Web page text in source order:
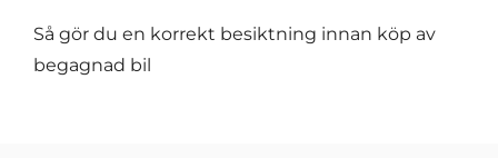
Så gör du en korrekt besiktning innan köp av
begagnad bil